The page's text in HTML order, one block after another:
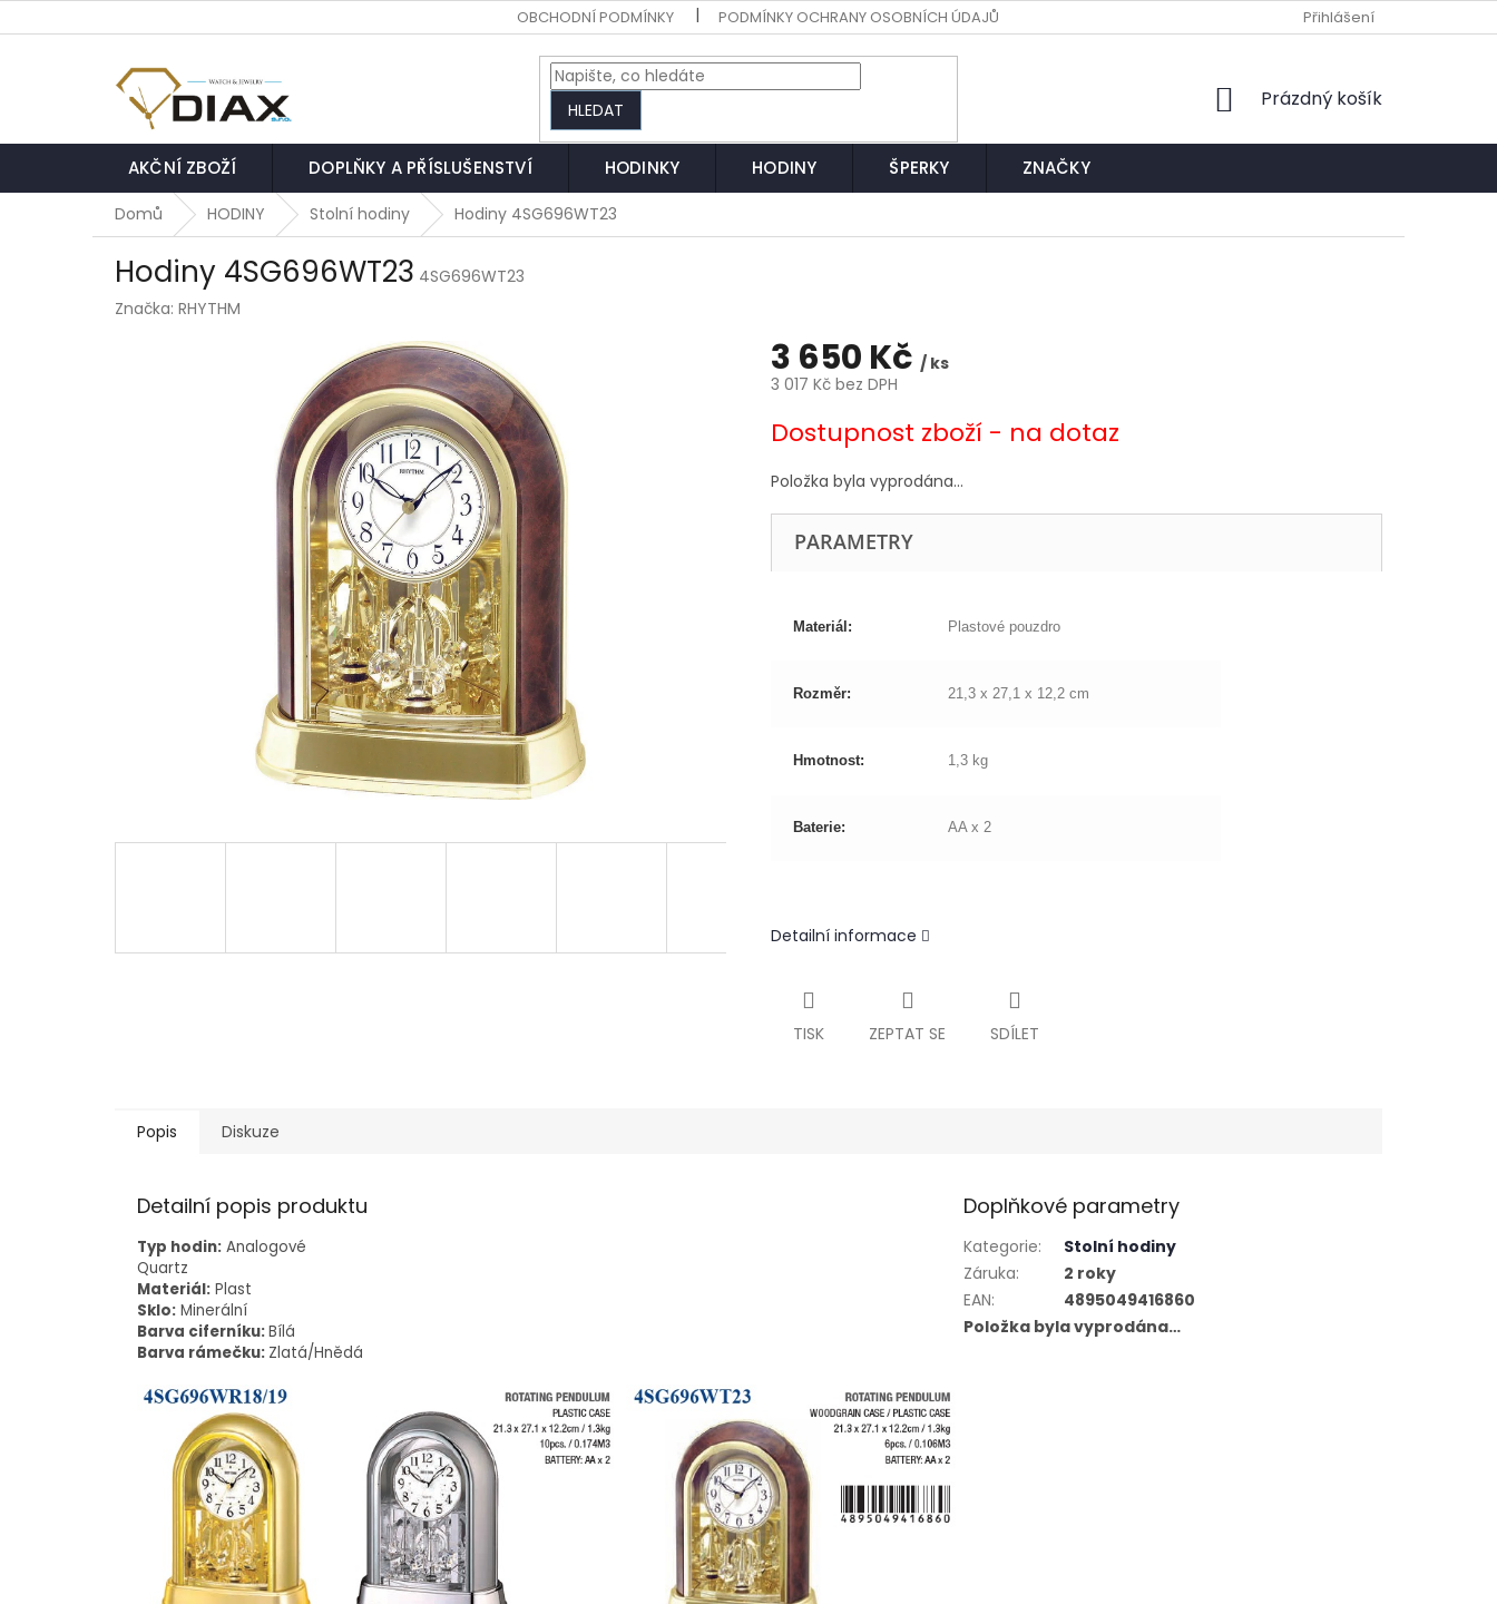
na
OBCHODNÍ PODMÍNKY PODMÍNKY OCHRANY OSOBNÍCH ÚDAJŮ EXPEDIČNÍ A KONTAKTNÍ MÍSTO
Přihlášení
HLEDAT
NÁKUPNÍ
Prázdný košík
AKČNÍ ZBOŽÍ DOPLŇKY A PŘÍSLUŠENSTVÍ HODINKY HODINY ŠPERKY ZNAČKY
Domů HODINY Stolní hodiny Hodiny 4SG696WT23
Hodiny 4SG696WT23 4SG696WT23
Značka: RHYTHM
3 650 Kč / ks
3 017 Kč bez DPH
cena:
Dostupnost zboží - na dotaz
Položka byla vyprodána…
PARAMETRY
Materiál: Plastové pouzdro
Rozměr: 21,3 x 27,1 x 12,2 cm
Hmotnost: 1,3 kg
Baterie: AA x 2
Detailní informace
TISK ZEPTAT SE SDÍLET
Popis Diskuze
Detailní popis produktu
Typ hodin: Analogové
Quartz
Materiál: Plast
Sklo: Minerální
Barva ciferníku:Bílá
Barva rámečku: Zlatá/Hnědá
Doplňkové parametry
Kategorie:
Stolní hodiny
Záruka:
2 roky
EAN:
4895049416860
Položka byla vyprodána…